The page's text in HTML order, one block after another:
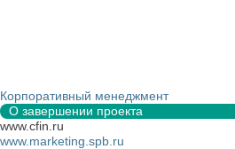
Корпоративный менеджмент
О завершении проекта
www.cfin.ru
www.marketing.spb.ru